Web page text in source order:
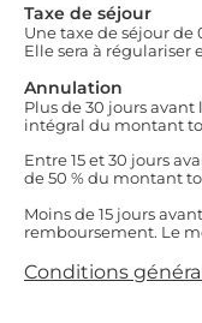
Taxe de séjour
Une taxe de séjour de
Elle sera à régulariser
Annulation
Plus de 30 jours
intégral du montant
Entre 15 et 30 jours
de 50 % du montant
Moins de 15 jours
remboursement. Le
Conditions